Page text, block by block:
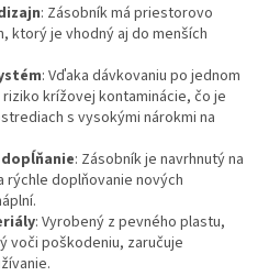
: Zásobník má priestorovo
ktorý je vhodný aj do menších
: Vďaka dávkovaniu po jednom
krížovej kontaminácie, čo je
s vysokými nárokmi na
: Zásobník je navrhnutý na
rýchle doplňovanie nových
: Vyrobený z pevného plastu,
voči poškodeniu, zaručuje